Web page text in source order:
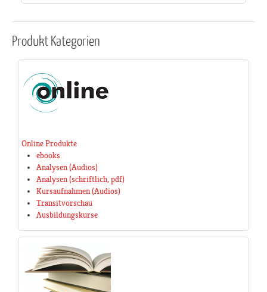
ProduktKategorien
Online Produkte
ebooks
Analysen (Audios)
Analysen (schriftlich, pdf)
Kursaufnahmen (Audios)
Transitvorschau
Ausbildungskurse